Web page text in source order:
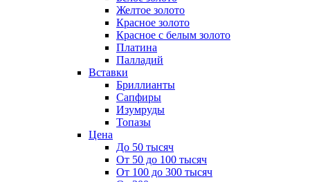
Желтое золото
Красное золото
Красное с белым золото
Платина
Палладий
Вставки
Бриллианты
Сапфиры
Изумруды
Топазы
Цена
До 50 тысяч
От 50 до 100 тысяч
От 100 до 300 тысяч